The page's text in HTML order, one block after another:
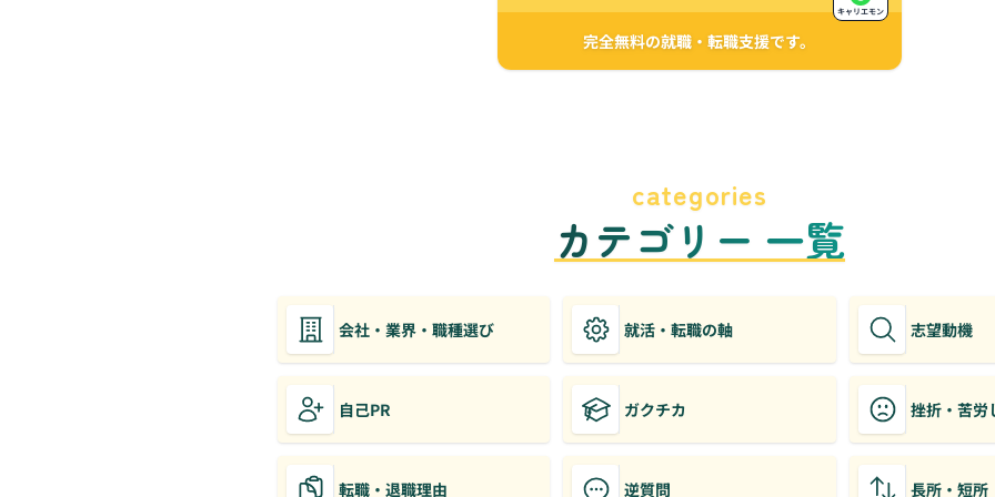
完全無料の就職・転職支援です。
キャリエモン
categories
カテゴリー 一覧
会社・業界・職種選び 就活・転職の軸 志望動機
自己PR ガクチカ 挫折・苦労
転職・退職理由 逆質問 長所・短所